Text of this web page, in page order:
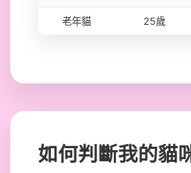
老年貓 25歲
如何判斷我的貓